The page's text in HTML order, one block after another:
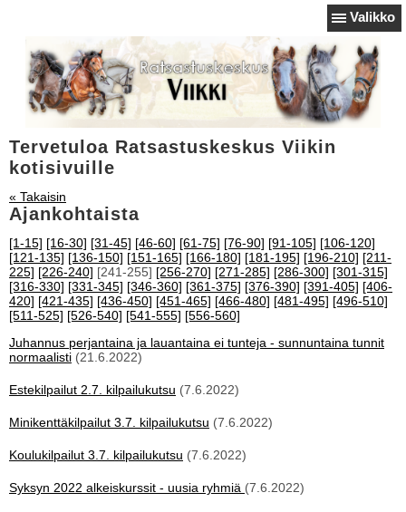
Valikko
Tervetuloa Ratsastuskeskus Viikin
kotisivuille
« Takaisin
Ajankohtaista
[1-15] [16-30] [31-45] [46-60] [61-75] [76-90] [91-105] [106-120]
[121-135] [136-150] [151-165] [166-180] [181-195] [196-210] [211-
225] [226-240] [241-255] [256-270] [271-285] [286-300] [301-315]
[316-330] [331-345] [346-360] [361-375] [376-390] [391-405] [406-
420] [421-435] [436-450] [451-465] [466-480] [481-495] [496-510]
[511-525] [526-540] [541-555] [556-560]
Juhannus perjantaina ja lauantaina ei tunteja - sunnuntaina tunnit
normaalisti (21.6.2022)
Estekilpailut 2.7. kilpailukutsu (7.6.2022)
Minikenttäkilpailut 3.7. kilpailukutsu (7.6.2022)
Koulukilpailut 3.7. kilpailukutsu (7.6.2022)
Syksyn 2022 alkeiskurssit - uusia ryhmiä (7.6.2022)